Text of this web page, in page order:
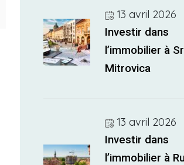
13 avril 2026
Investir dans
l’immobilier à
Mitrovica
13 avril 2026
Investir dans
l’immobilier à